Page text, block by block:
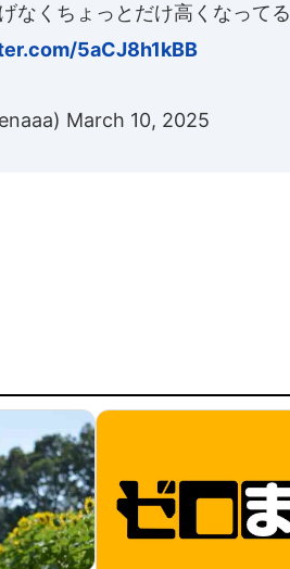
なくちょっとだけ高くなってる
5aCJ8h1kBB
March 10, 2025